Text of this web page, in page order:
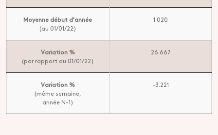
Moyenne début d'année
(au 01/01/22)
1.020
Variation %
(par rapport au 01/01/22)
26.667
Variation %
(même semaine,
année N-1)
-3.221